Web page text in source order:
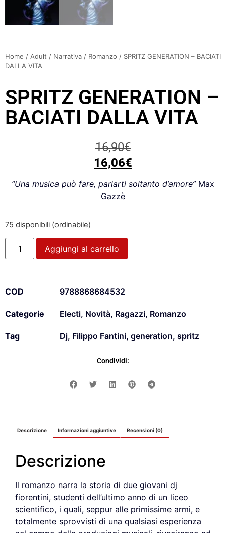
Home / Adult / Narrativa / Romanzo / SPRITZ GENERATION – BACIATI
DALLA VITA
SPRITZ GENERATION –
BACIATI DALLA VITA
16,90€
16,06€
“Una musica può fare, parlarti soltanto d’amore” Max
Gazzè
75 disponibili (ordinabile)
Aggiungi al carrello
COD 9788868684532
Categorie Electi, Novità, Ragazzi, Romanzo
Tag Dj, Filippo Fantini, generation, spritz
Condividi:
Descrizione Informazioni aggiuntive Recensioni (0)
Descrizione
Il romanzo narra la storia di due giovani dj
fiorentini, studenti dell’ultimo anno di un liceo
scientifico, i quali, seppur alle primissime armi, e
totalmente sprovvisti di una qualsiasi esperienza